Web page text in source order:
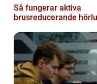
Så fungerar aktiva
brusreducerande